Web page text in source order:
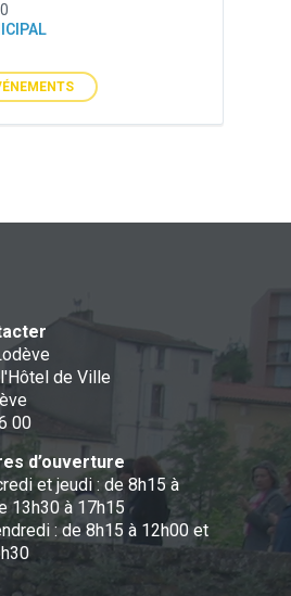
de Ville
00
d’ouverture
et jeudi : de 8h15 à
13h30 à 17h15
: de 8h15 à 12h00 et